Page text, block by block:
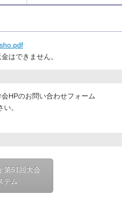
はできません。
HPのお問い合わせフォーム
。
第51回大会
テム